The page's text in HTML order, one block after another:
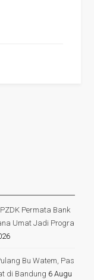
Permata Bank
Umat Jadi Progra
Bu Watem, Pas
di Bandung 6 Augu